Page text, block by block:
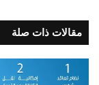
مقالات ذات صلة